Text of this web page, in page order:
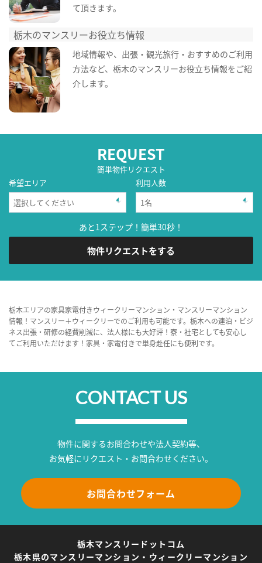
て頂きます。
栃木のマンスリーお役立ち情報
地域情報や、出張・観光旅行・おすすめのご利用
方法など、栃木のマンスリーお役立ち情報をご紹
介します。
REQUEST
簡単物件リクエスト
希望エリア
利用人数
あと1ステップ！簡単30秒！
物件リクエストをする
栃木エリアの家具家電付きウィークリーマンション・マンスリーマンション
情報！マンスリー＋ウィークリーでのご利用も可能です。栃木への連泊・ビジ
ネス出張・研修の経費削減に、法人様にも大好評！寮・社宅としても安心し
てご利用いただけます！家具・家電付きで単身赴任にも便利です。
CONTACT US
物件に関するお問合わせや法人契約等、
お気軽にリクエスト・お問合わせください。
お問合わせフォーム
栃木マンスリードットコム
栃木県のマンスリーマンション・ウィークリーマンション